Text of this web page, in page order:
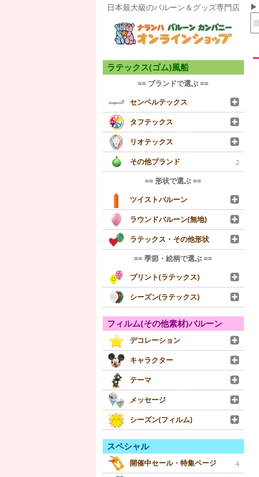
日本最大級のバルーン＆グッズ専門店
ラテックス(ゴム)風船
== ブランドで選ぶ ==
センペルテックス
タフテックス
リオテックス
その他ブランド
2
== 形状で選ぶ ==
ツイストバルーン
ラウンドバルーン(無地)
ラテックス・その他形状
== 季節・絵柄で選ぶ ==
プリント(ラテックス)
シーズン(ラテックス)
フィルム(その他素材)バルーン
デコレーション
キャラクター
テーマ
メッセージ
シーズン(フィルム)
スペシャル
開催中セール・特集ページ 4